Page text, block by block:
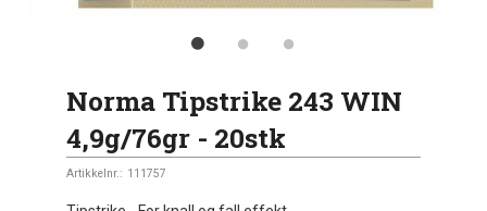
Norma Tipstrike 243 WIN
4,9g/76gr - 20stk
Artikkelnr.: 111757